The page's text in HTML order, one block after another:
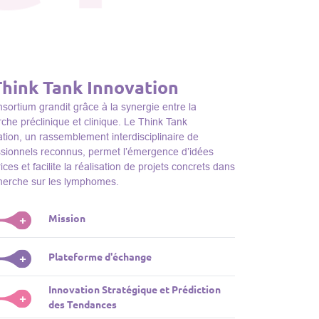
Tank Innovation
grandit grâce à la synergie entre la
préclinique et clinique. Le Think Tank
un rassemblement interdisciplinaire de
reconnus, permet l’émergence d’idées
et facilite la réalisation de projets concrets dans
sur les lymphomes.
+ Mission
Tank initie des projets, façonne des initiatives de
des porteurs et promeut l’unité parmi les
du consortium, jouant ainsi un rôle essentiel
promotion de la recherche sur les lymphomes.
+ Plateforme d'échange
Tank sert de plateforme dynamique pour
des plateformes technologiques et des
+
Innovation Stratégique et Prédiction
des Tendances